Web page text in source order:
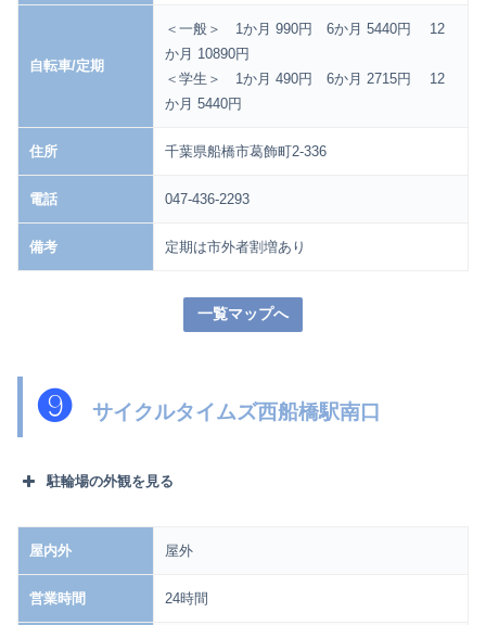
自転車/定期
＜一般＞ 1か月 990円 6か月 5440円 12
か月 10890円
＜学生＞ 1か月 490円 6か月 2715円 12
か月 5440円
住所 千葉県船橋市葛飾町2-336
電話 047-436-2293
備考 定期は市外者割増あり
一覧マップへ
❾サイクルタイムズ西船橋駅南口
駐輪場の外観を見る
屋内外 屋外
営業時間 24時間